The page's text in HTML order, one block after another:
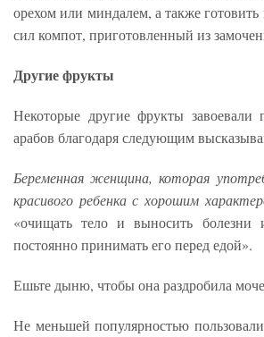
орехом или миндалем, а также
сил компот, приготовленный из
Другие фрукты
Некоторые другие фрукты завоевали
арабов благодаря следующим
Беременная женщина, которая
красивого ребенка с хорошим
«очищать тело и выносить болезни
постоянно принимать его перед едой».
Ешьте дыню, чтобы она раздробила
Не меньшей популярностью